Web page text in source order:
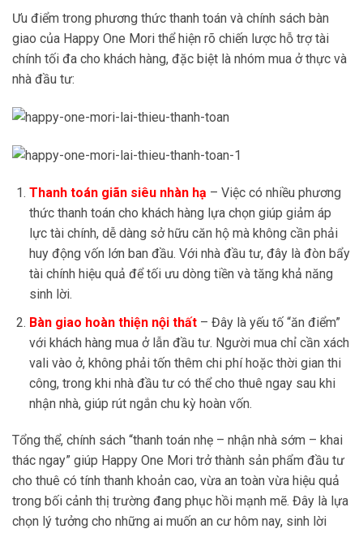
Ưu điểm trong phương thức thanh toán và chính sách bàn
giao của Happy One Mori thể hiện rõ chiến lược hỗ trợ tài
chính tối đa cho khách hàng, đặc biệt là nhóm mua ở thực và
nhà đầu tư:
Thanh toán giãn siêu nhàn hạ – Việc có nhiều phương
thức thanh toán cho khách hàng lựa chọn giúp giảm áp
lực tài chính, dễ dàng sở hữu căn hộ mà không cần phải
huy động vốn lớn ban đầu. Với nhà đầu tư, đây là đòn bẩy
tài chính hiệu quả để tối ưu dòng tiền và tăng khả năng
sinh lời.
Bàn giao hoàn thiện nội thất – Đây là yếu tố “ăn điểm”
với khách hàng mua ở lẫn đầu tư. Người mua chỉ cần xách
vali vào ở, không phải tốn thêm chi phí hoặc thời gian thi
công, trong khi nhà đầu tư có thể cho thuê ngay sau khi
nhận nhà, giúp rút ngắn chu kỳ hoàn vốn.
Tổng thể, chính sách “thanh toán nhẹ – nhận nhà sớm – khai
thác ngay” giúp Happy One Mori trở thành sản phẩm đầu tư
cho thuê có tính thanh khoản cao, vừa an toàn vừa hiệu quả
trong bối cảnh thị trường đang phục hồi mạnh mẽ. Đây là lựa
chọn lý tưởng cho những ai muốn an cư hôm nay, sinh lời